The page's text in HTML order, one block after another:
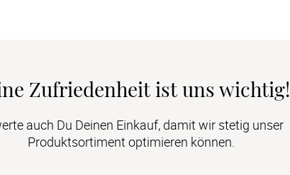
Zufriedenheit ist uns wichtig!
auch Du Deinen Einkauf, damit wir stetig unser
Produktsortiment optimieren können.